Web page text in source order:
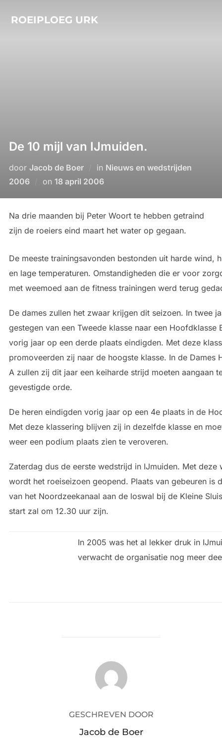
naarROEIPLOEG URK
De 10 mijl van IJmuiden.
door Jacob de Boer in Nieuws en wedstrijden
2006
on Geplaatst
18 april 2006
Na drie maanden bij Peter Woort te hebben getraind
zijn de roeiers eind maart het water op gegaan.
De meeste trainingsavonden bestonden uit harde wind,
en lage temperaturen. Omstandigheden die er voor
met weemoed aan de fitness trainingen werd terug
De dames zullen het zwaar krijgen dit seizoen. In twee
gestegen van een Tweede klasse naar een Hoofdklasse
vorig jaar op een derde plaats eindigden. Met deze
promoveerden zij naar de hoogste klasse. In de Dames
A zullen zij dit jaar een keiharde strijd moeten aangaan
gevestigde orde.
De heren eindigden vorig jaar op een 4e plaats in de
Met deze klassering blijven zij in dezelfde klasse en
weer een podium plaats zien te veroveren.
Zaterdag dus de eerste wedstrijd in IJmuiden. Met deze
wordt het roeiseizoen geopend. Plaats van gebeuren is
van het Noordzeekanaal aan de loswal bij de Kleine
start zal om 12.30 uur zijn.
In 2005 was het al lekker druk in
verwacht de organisatie nog meer
BERICHTAUTEUR
GESCHREVEN DOOR
Jacob de Boer